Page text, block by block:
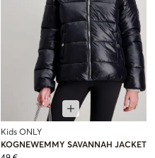
Kids ONLY
KOGNEWEMMY SAVANNAH JACKET